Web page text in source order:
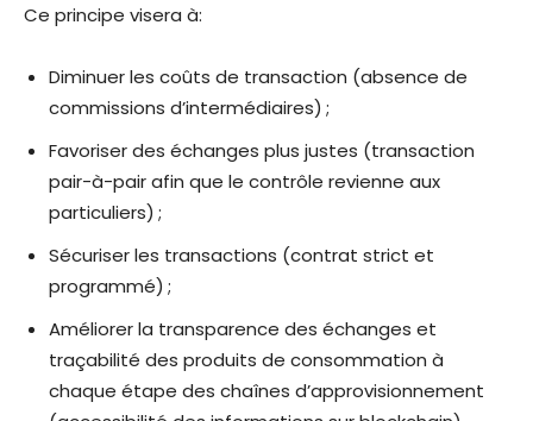
Ce principe visera à:
Diminuer les coûts de transaction (absence de
commissions d’intermédiaires) ;
Favoriser des échanges plus justes (transaction
pair-à-pair afin que le contrôle revienne aux
particuliers) ;
Sécuriser les transactions (contrat strict et
programmé) ;
Améliorer la transparence des échanges et
traçabilité des produits de consommation à
chaque étape des chaînes d’approvisionnement